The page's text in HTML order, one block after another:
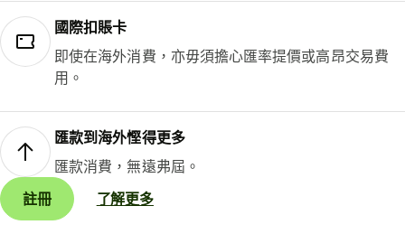
國際扣賬卡
即使在海外消費，亦毋須擔心匯率提價或高昂交易費
用。
匯款到海外慳得更多
匯款消費，無遠弗屆。
註冊
了解更多